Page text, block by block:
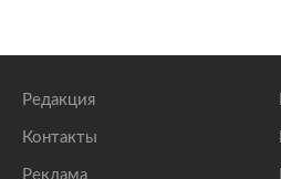
Редакция
Контакты
Реклама